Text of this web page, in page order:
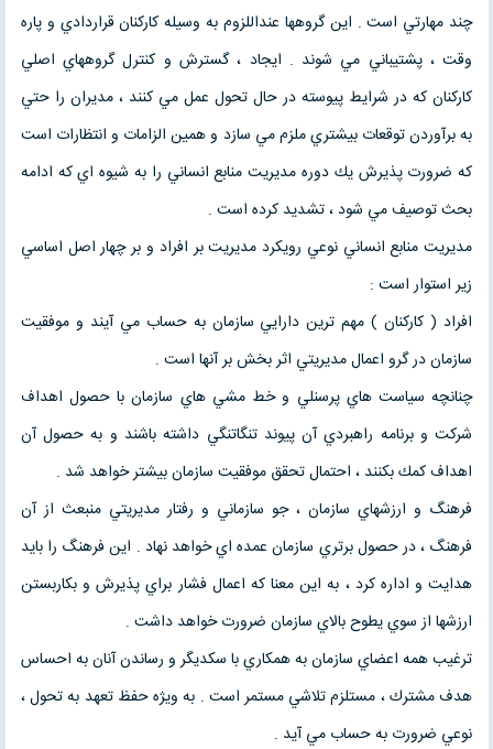
چند مهارتي است . اين گروهها عنداللزوم به وسيله كاركنان قراردادي و پاره
وقت ، پشتيباني مي شوند . ايجاد ، گسترش و كنترل گروههاي اصلي
كاركنان كه در شرايط پيوسته در حال تحول عمل مي كنند ، مديران را حتي
به برآوردن توقعات بيشتري ملزم مي سازد و همين الزامات و انتظارات است
كه ضرورت پذيرش يك دوره مديريت منابع انساني را به شيوه اي كه ادامه
بحث توصيف مي شود ، تشديد كرده است .
مديريت منابع انساني نوعي رويكرد مديريت بر افراد و بر چهار اصل اساسي
زير استوار است :
افراد ( كاركنان ) مهم ترين دارايي سازمان به حساب مي آيند و موفقيت
سازمان در گرو اعمال مديريتي اثر بخش بر آنها است .
چنانچه سياست هاي پرسنلي و خط مشي هاي سازمان با حصول اهداف
شركت و برنامه راهبردي آن پيوند تنگاتنگي داشته باشند و به حصول آن
اهداف كمك بكنند ، احتمال تحقق موفقيت سازمان بيشتر خواهد شد .
فرهنگ و ارزشهاي سازمان ، جو سازماني و رفتار مديريتي منبعث از آن
فرهنگ ، در حصول برتري سازمان عمده اي خواهد نهاد . اين فرهنگ را بايد
هدايت و اداره كرد ، به اين معنا كه اعمال فشار براي پذيرش و بكاربستن
ارزشها از سوي يطوح بالاي سازمان ضرورت خواهد داشت .
ترغيب همه اعضاي سازمان به همكاري با سكديگر و رساندن آنان به احساس
هدف مشترك ، مستلزم تلاشي مستمر است . به ويژه حفظ تعهد به تحول ،
نوعي ضرورت به حساب مي آيد .